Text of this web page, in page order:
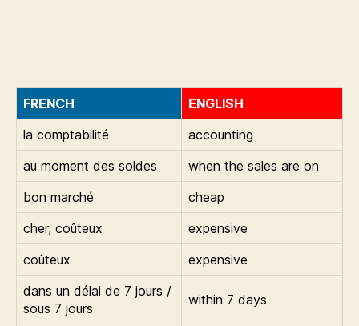
FRENCH
ENGLISH
la comptabilité
accounting
au moment des soldes
when the sales are on
bon marché
cheap
cher, coûteux
expensive
coûteux
expensive
dans un délai de 7 jours /
sous 7 jours
within 7 days